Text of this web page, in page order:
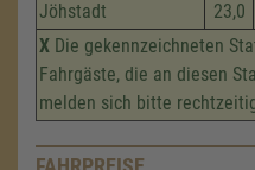
Jöhstadt 23,0
X Die gekennzeichneten
Fahrgäste, die an diesen
melden sich bitte